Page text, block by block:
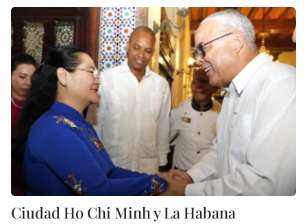
Ciudad Ho Chi Minh y La Habana